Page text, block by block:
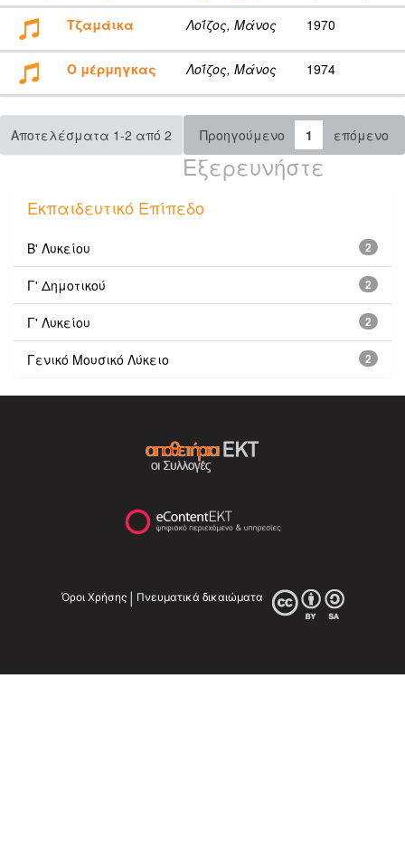
Τζαμάικα
Λοΐζος, Μάνος 1970
Ο μέρμηγκας Λοΐζος, Μάνος 1974
Αποτελέσματα 1-2 από 2 Προηγούμενο 1 επόμενο
Εξερευνήστε
Εκπαιδευτικό Επίπεδο
2
Β' Λυκείου
2
Γ' Δημοτικού
2
Γ' Λυκείου
2
Γενικό Μουσικό Λύκειο